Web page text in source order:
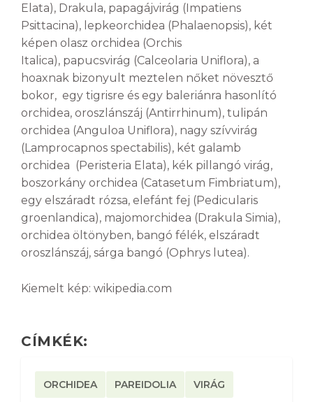
Elata), Drakula, papagájvirág (Impatiens
Psittacina), lepkeorchidea (Phalaenopsis), két
képen olasz orchidea (Orchis
Italica), papucsvirág (Calceolaria Uniflora), a
hoaxnak bizonyult meztelen nőket növesztő
bokor, egy tigrisre és egy baleriánra hasonlító
orchidea, oroszlánszáj (Antirrhinum), tulipán
orchidea (Anguloa Uniflora), nagy szívvirág
(Lamprocapnos spectabilis), két galamb
orchidea (Peristeria Elata), kék pillangó virág,
boszorkány orchidea (Catasetum Fimbriatum),
egy elszáradt rózsa, elefánt fej (Pedicularis
groenlandica), majomorchidea (Drakula Simia),
orchidea öltönyben, bangó félék, elszáradt
oroszlánszáj, sárga bangó (Ophrys lutea).
Kiemelt kép: wikipedia.com
CÍMKÉK:
ORCHIDEA PAREIDOLIA VIRÁG